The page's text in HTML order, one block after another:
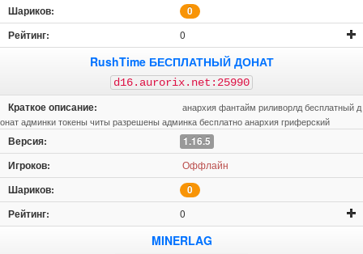
0
0
RushTime БЕСПЛАТНЫЙ ДОНАТ
d16.aurorix.net:25990
анархия фантайм риливорлд бесплатный д
онат админки токены читы разрешены админка бесплатно анархия гриферский
1.16.5
Оффлайн
0
0
MINERLAG